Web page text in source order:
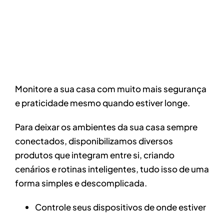
Monitore a sua casa com muito mais segurança
e praticidade mesmo quando estiver longe.
Para deixar os ambientes da sua casa sempre
conectados, disponibilizamos diversos
produtos que integram entre si, criando
cenários e rotinas inteligentes, tudo isso de uma
forma simples e descomplicada.
Controle seus dispositivos de onde estiver